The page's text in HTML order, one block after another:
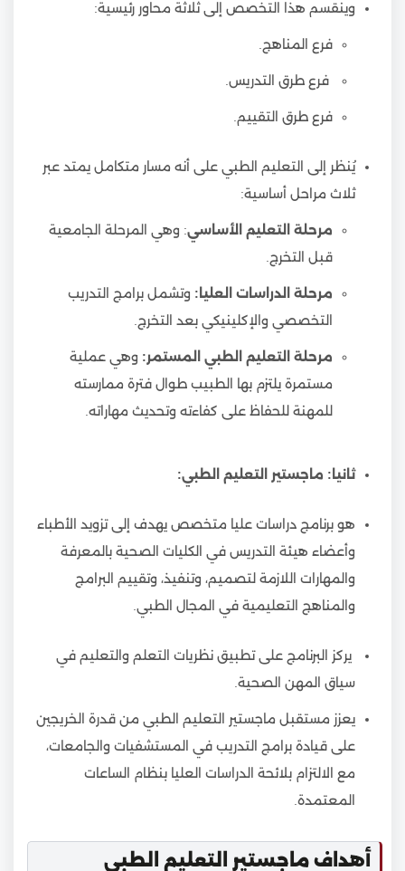
وينقسم هذا التخصص إلى ثلاثة محاور رئيسية:
فرع المناهج.
فرع طرق التدريس.
فرع طرق التقييم.
يُنظر إلى التعليم الطبي على أنه مسار متكامل يمتد عبر
ثلاث مراحل أساسية:
مرحلة التعليم الأساسي: وهي المرحلة الجامعية
قبل التخرج.
مرحلة الدراسات العليا: وتشمل برامج التدريب
التخصصي والإكلينيكي بعد التخرج.
مرحلة التعليم الطبي المستمر: وهي عملية
مستمرة يلتزم بها الطبيب طوال فترة ممارسته
للمهنة للحفاظ على كفاءته وتحديث مهاراته.
ثانيا: ماجستير التعليم الطبي:
هو برنامج دراسات عليا متخصص يهدف إلى تزويد الأطباء
وأعضاء هيئة التدريس في الكليات الصحية بالمعرفة
والمهارات اللازمة لتصميم، وتنفيذ، وتقييم البرامج
والمناهج التعليمية في المجال الطبي.
يركز البرنامج على تطبيق نظريات التعلم والتعليم في
سياق المهن الصحية.
يعزز مستقبل ماجستير التعليم الطبي من قدرة الخريجين
على قيادة برامج التدريب في المستشفيات والجامعات،
مع الالتزام بلائحة الدراسات العليا بنظام الساعات
المعتمدة.
أهداف ماجستير التعليم الطبي